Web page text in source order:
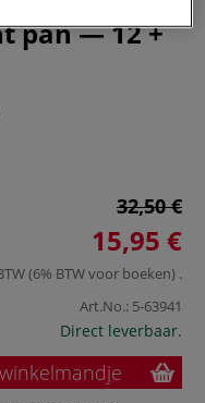
pan — 12 +
32,50 €
15,95 €
(6% BTW voor boeken) .
Art.No.: 5-63941
Direct leverbaar.